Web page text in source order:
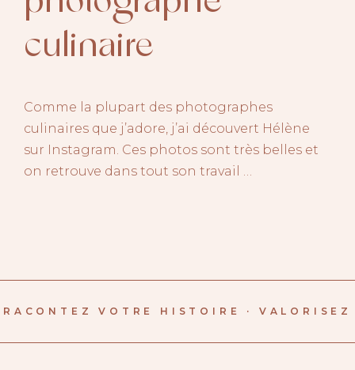
culinaire
Comme la plupart des photographes
culinaires que j’adore, j’ai découvert Hélène
sur Instagram. Ces photos sont très belles et
on retrouve dans tout son travail …
RACONTEZ VOTRE HISTOIRE ·